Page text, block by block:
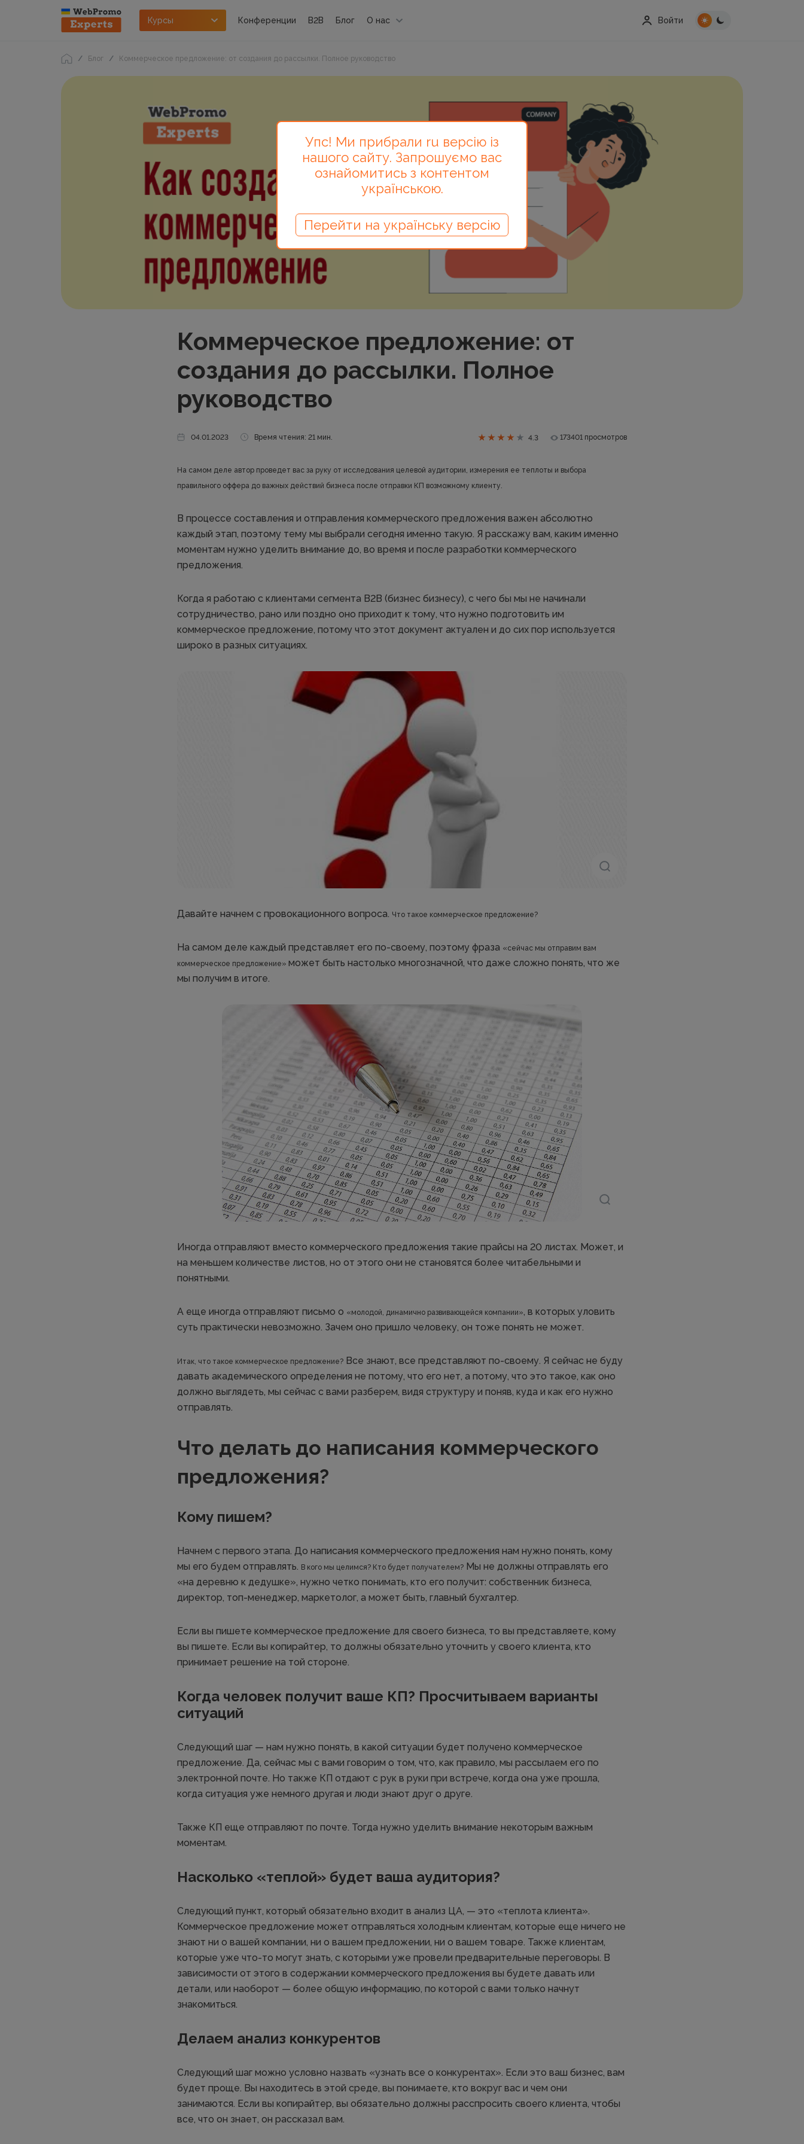
Курсы Конференции B2B Блог О нас Войти
Блог Коммерческое предложение: от создания до рассылки. Полное руководство
Коммерческое предложение: от
создания до рассылки. Полное
руководство
04.01.2023 Время чтения: 21 мин. 4.3 173401 просмотров
На самом деле автор проведет вас за руку от исследования целевой аудитории, измерения ее теплоты и выбора
правильного оффера до важных действий бизнеса после отправки КП возможному клиенту.
В процессе составления и отправления коммерческого предложения важен абсолютно
каждый этап, поэтому тему мы выбрали сегодня именно такую. Я расскажу вам, каким именно
моментам нужно уделить внимание до, во время и после разработки коммерческого
предложения.
Когда я работаю с клиентами сегмента B2B (бизнес бизнесу), с чего бы мы не начинали
сотрудничество, рано или поздно оно приходит к тому, что нужно подготовить им
коммерческое предложение, потому что этот документ актуален и до сих пор используется
широко в разных ситуациях.
Давайте начнем с провокационного вопроса. Что такое коммерческое предложение?
На самом деле каждый представляет его по-своему, поэтому фраза «сейчас мы отправим вам
коммерческое предложение» может быть настолько многозначной, что даже сложно понять, что же
мы получим в итоге.
Иногда отправляют вместо коммерческого предложения такие прайсы на 20 листах. Может, и
на меньшем количестве листов, но от этого они не становятся более читабельными и
понятными.
А еще иногда отправляют письмо о «молодой, динамично развивающейся компании», в которых уловить
суть практически невозможно. Зачем оно пришло человеку, он тоже понять не может.
Итак, что такое коммерческое предложение? Все знают, все представляют по-своему. Я сейчас не буду
давать академического определения не потому, что его нет, а потому, что это такое, как оно
должно выглядеть, мы сейчас с вами разберем, видя структуру и поняв, куда и как его нужно
отправлять.
Что делать до написания коммерческого
предложения?
Кому пишем?
Начнем с первого этапа. До написания коммерческого предложения нам нужно понять, кому
мы его будем отправлять. В кого мы целимся? Кто будет получателем? Мы не должны отправлять его
«на деревню к дедушке», нужно четко понимать, кто его получит: собственник бизнеса,
директор, топ-менеджер, маркетолог, а может быть, главный бухгалтер.
Если вы пишете коммерческое предложение для своего бизнеса, то вы представляете, кому
вы пишете. Если вы копирайтер, то должны обязательно уточнить у своего клиента, кто
принимает решение на той стороне.
Когда человек получит ваше КП? Просчитываем варианты
ситуаций
Следующий шаг — нам нужно понять, в какой ситуации будет получено коммерческое
предложение. Да, сейчас мы с вами говорим о том, что, как правило, мы рассылаем его по
электронной почте. Но также КП отдают с рук в руки при встрече, когда она уже прошла,
когда ситуация уже немного другая и люди знают друг о друге.
Также КП еще отправляют по почте. Тогда нужно уделить внимание некоторым важным
моментам.
Насколько «теплой» будет ваша аудитория?
Следующий пункт, который обязательно входит в анализ ЦА, — это «теплота клиента».
Коммерческое предложение может отправляться холодным клиентам, которые еще ничего не
знают ни о вашей компании, ни о вашем предложении, ни о вашем товаре. Также клиентам,
которые уже что-то могут знать, с которыми уже провели предварительные переговоры. В
зависимости от этого в содержании коммерческого предложения вы будете давать или
детали, или наоборот — более общую информацию, по которой с вами только начнут
знакомиться.
Делаем анализ конкурентов
Следующий шаг можно условно назвать «узнать все о конкурентах». Если это ваш бизнес, вам
будет проще. Вы находитесь в этой среде, вы понимаете, кто вокруг вас и чем они
занимаются. Если вы копирайтер, вы обязательно должны расспросить своего клиента, чтобы
все, что он знает, он рассказал вам.
Упс! Ми прибрали ru версію із
нашого сайту. Запрошуємо вас
ознайомитись з контентом
українською.
Перейти на українську версію